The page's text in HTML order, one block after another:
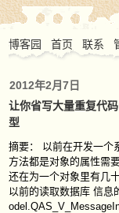
博客园 首页 联系
2012年2月7日
让你省写大量重复代
型
摘要： 以前在开发一个
方法都是对象的属性需
还在为一个对象里有几
以前的读取数据库 信息